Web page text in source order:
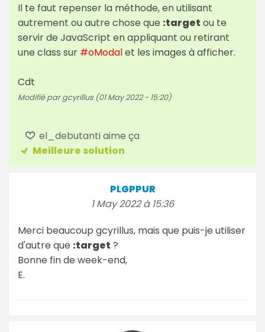
Il te faut repenser la méthode, en utilisant
autrement ou autre chose que :target ou te
servir de JavaScript en appliquant ou retirant
une class sur #oModalet les images à afficher.
Cdt
Modifié par gcyrillus (01 May 2022 - 15:20)
el_debutanti aime ça
Meilleure solution
PLGPPUR
1 May 2022 à 15:36
Merci beaucoup gcyrillus, mais que puis-je utiliser
d'autre que :target ?
Bonne fin de week-end,
E.